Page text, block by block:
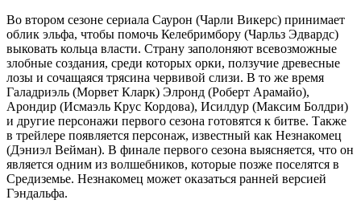
Во втором сезоне сериала Саурон (Чарли Викерс) принимает
облик эльфа, чтобы помочь Келебримбору (Чарльз Эдвардс)
выковать кольца власти. Страну заполоняют всевозможные
злобные создания, среди которых орки, ползучие древесные
лозы и сочащаяся трясина червивой слизи. В то же время
Галадриэль (Морвет Кларк) Элронд (Роберт Арамайо),
Арондир (Исмаэль Крус Кордова), Исилдур (Максим Болдри)
и другие персонажи первого сезона готовятся к битве. Также
в трейлере появляется персонаж, известный как Незнакомец
(Дэниэл Вейман). В финале первого сезона выясняется, что он
является одним из волшебников, которые позже поселятся в
Средиземье. Незнакомец может оказаться ранней версией
Гэндальфа.